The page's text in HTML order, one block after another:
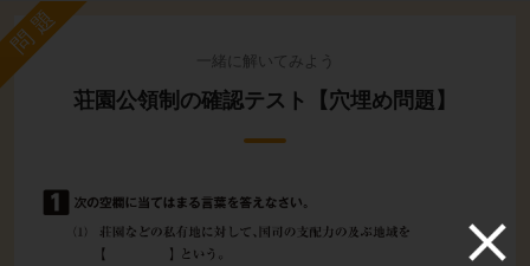
問題
一緒に解いてみよう
荘園公領制の確認テスト【穴埋め問題】